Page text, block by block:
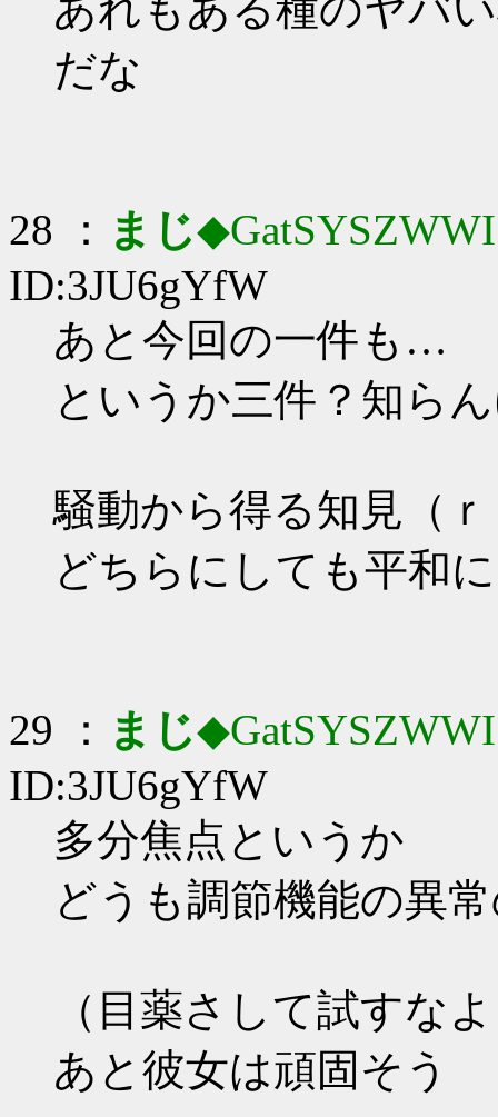
だな
28 ： まじ◆GatSYSZWWI
ID:3JU6gYfW
あと今回の一件も…
というか三件？知ら
騒動から得る知見（
どちらにしても平和
29 ： まじ◆GatSYSZWWI
ID:3JU6gYfW
多分焦点というか
どうも調節機能の異
（目薬さして試すな
あと彼女は頑固そう